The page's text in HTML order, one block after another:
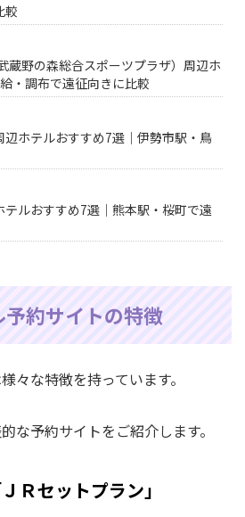
較
蔵野の森総合スポーツプラザ）周辺ホ
・調布で遠征向きに比較
ホテルおすすめ7選｜伊勢市駅・鳥
ルおすすめ7選｜熊本駅・桜町で遠
予約サイトの特徴
々な特徴を持っています。
な予約サイトをご紹介します。
Ｒセットプラン」